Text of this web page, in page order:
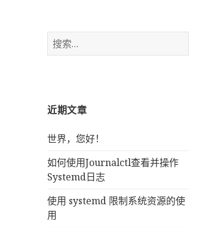
搜
索
近期文章
世界，您好！
如何使用Journalctl查看并操作
Systemd日志
使用 systemd 限制系统资源的使
用